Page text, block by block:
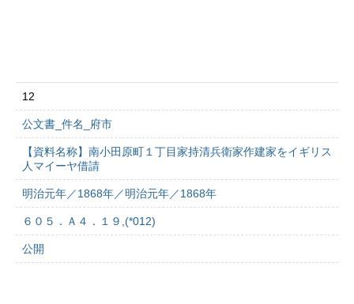
12
公文書_件名_府市
【資料名称】南小田原町１丁目家持清兵衛家作建家をイギリス
人マイーヤ借請
明治元年／1868年／明治元年／1868年
６０５．Ａ４．１９,(*012)
公開